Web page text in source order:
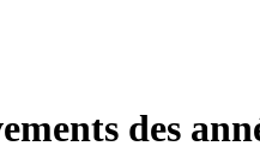
des